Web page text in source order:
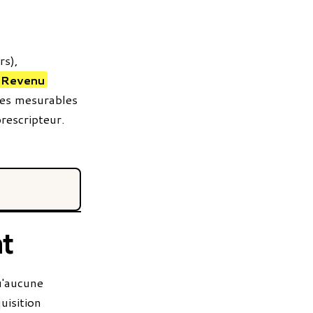
Revenu
mesurables